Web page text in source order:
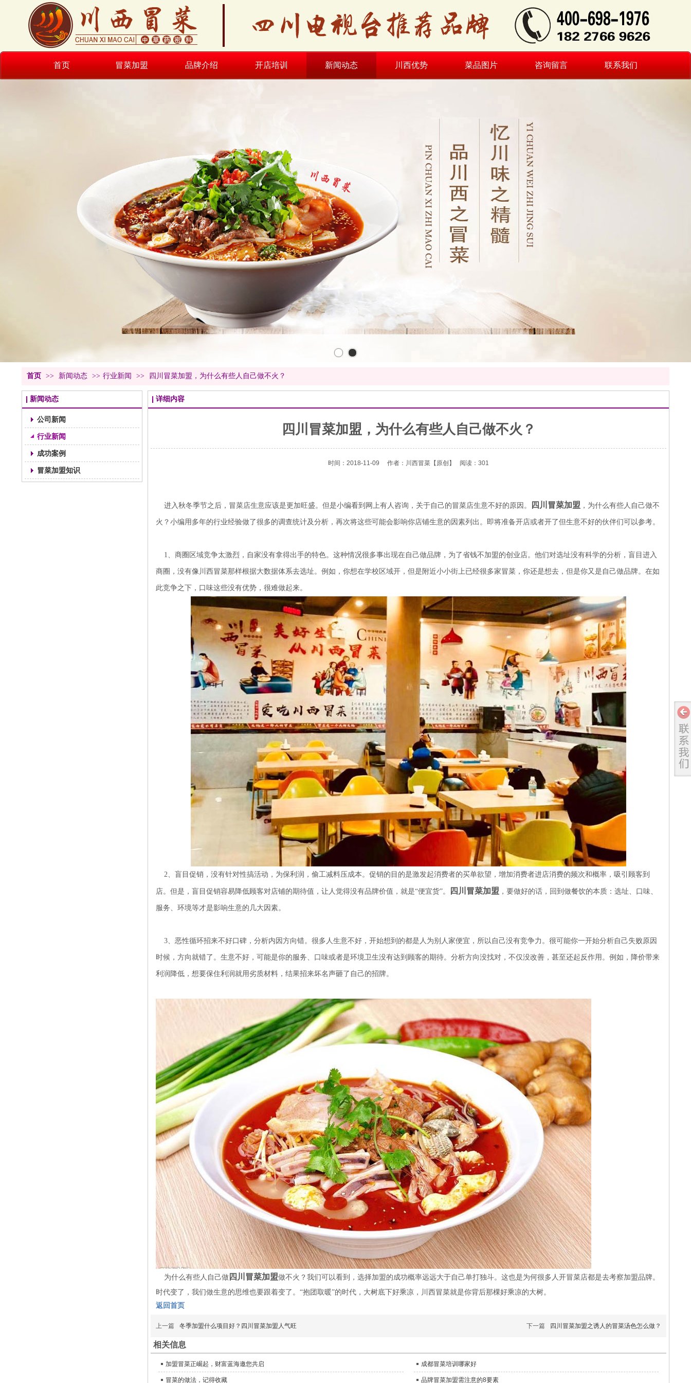
首页 冒菜加盟 品牌介绍 开店培训 新闻动态 川西优势 菜品图片 咨询留言 联系我们
首页 >> 新闻动态 >> 行业新闻 >> 四川冒菜加盟，为什么有些人自己做不火？
新闻动态
公司新闻
行业新闻
成功案例
冒菜加盟知识
详细内容
四川冒菜加盟，为什么有些人自己做不火？
时间：2018-11-09 作者：川西冒菜 【原创】 阅读：301
进入秋冬季节之后，冒菜店生意应该是更加旺盛。但是小编看到网上有人咨询，关于自己的冒菜店生意不好的原因。 四川冒菜加盟 ，为什么有些人自己做不
火？小编用多年的行业经验做了很多的调查统计及分析，再次将这些可能会影响你店铺生意的因素列出。即将准备开店或者开了但生意不好的伙伴们可以参考。
1、商圈区域竞争太激烈，自家没有拿得出手的特色。这种情况很多事出现在自己做品牌，为了省钱不加盟的创业店。他们对选址没有科学的分析，盲目进入
商圈，没有像川西冒菜那样根据大数据体系去选址。例如，你想在学校区域开，但是附近小小街上已经很多家冒菜，你还是想去，但是你又是自己做品牌。在如
此竞争之下，口味这些没有优势，很难做起来。
2、盲目促销，没有针对性搞活动，为保利润，偷工减料压成本。促销的目的是激发起消费者的买单欲望，增加消费者进店消费的频次和概率，吸引顾客到
店。但是，盲目促销容易降低顾客对店铺的期待值，让人觉得没有品牌价值，就是“便宜货”。 四川冒菜加盟 ，要做好的话，回到做餐饮的本质：选址、口味、
服务、环境等才是影响生意的几大因素。
3、恶性循环招来不好口碑，分析内因方向错。很多人生意不好，开始想到的都是人为别人家便宜，所以自己没有竞争力。很可能你一开始分析自己失败原因
时候，方向就错了。生意不好，可能是你的服务、口味或者是环境卫生没有达到顾客的期待。分析方向没找对，不仅没改善，甚至还起反作用。例如，降价带来
利润降低，想要保住利润就用劣质材料，结果招来坏名声砸了自己的招牌。
为什么有些人自己做 四川冒菜加盟做不火？我们可以看到，选择加盟的成功概率远远大于自己单打独斗。这也是为何很多人开冒菜店都是去考察加盟品牌。
时代变了，我们做生意的思维也要跟着变了。 “抱团取暖”的时代，大树底下好乘凉，川西冒菜就是你背后那棵好乘凉的大树。
返回首页
上一篇 冬季加盟什么项目好？四川冒菜加盟人气旺 下一篇 四川冒菜加盟之诱人的冒菜汤色怎么做？
相关信息
加盟冒菜正崛起，财富蓝海邀您共启 成都冒菜培训哪家好
冒菜的做法，记得收藏 品牌冒菜加盟需注意的8要素